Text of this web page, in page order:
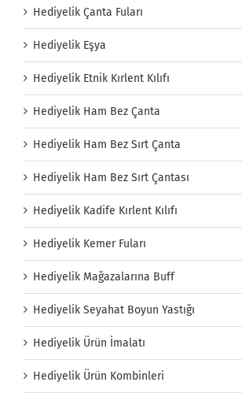
Hediyelik Çanta Fuları
Hediyelik Eşya
Hediyelik Etnik Kırlent Kılıfı
Hediyelik Ham Bez Çanta
Hediyelik Ham Bez Sırt Çanta
Hediyelik Ham Bez Sırt Çantası
Hediyelik Kadife Kırlent Kılıfı
Hediyelik Kemer Fuları
Hediyelik Mağazalarına Buff
Hediyelik Seyahat Boyun Yastığı
Hediyelik Ürün İmalatı
Hediyelik Ürün Kombinleri